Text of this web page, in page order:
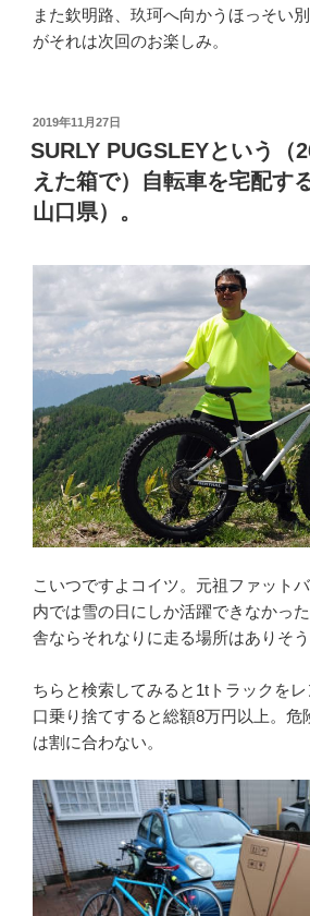
また欽明路、玖珂へ向かうほっそい
がそれは次回のお楽しみ。
投
稿
日:
2019年11月27日
SURLY PUGSLEYという（
えた箱で）自転車を宅配す
山口県）。
こいつですよコイツ。元祖ファット
内では雪の日にしか活躍できなかっ
舎ならそれなりに走る場所はありそ
ちらと検索してみると1tトラックを
口乗り捨てすると総額8万円以上。危
は割に合わない。